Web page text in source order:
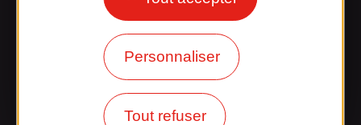
Personnaliser
Tout refuser
Rejoignez la
bande Gaillarde !